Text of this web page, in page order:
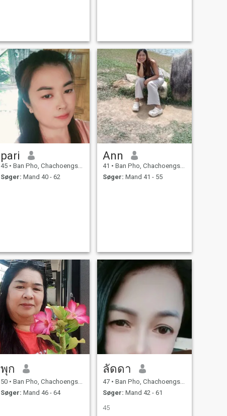
pari
45 • Ban Pho, Chachoengsao, Thailand
Søger: Mand 40 - 62
Ann
41 • Ban Pho, Chachoengsao, Thailand
Søger: Mand 41 - 55
พุก
50 • Ban Pho, Chachoengsao, Thailand
Søger: Mand 46 - 64
ลัดดา
47 • Ban Pho, Chachoengsao, Thailand
Søger: Mand 42 - 61
45